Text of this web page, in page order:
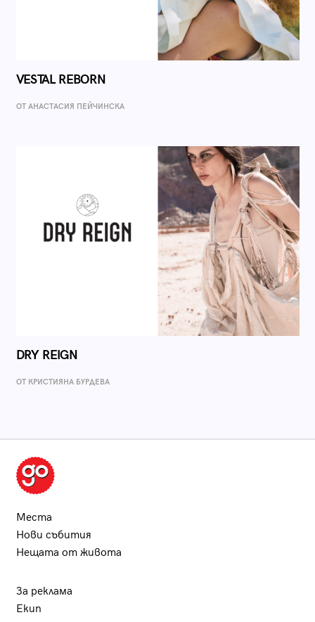
VESTAL REBORN
ОТ AНАСТАСИЯ ПЕЙЧИНСКА
DRY REIGN
ОТ КРИСТИЯНА БУРДЕВА
Места
Нови събития
Нещата от живота
За реклама
Екип